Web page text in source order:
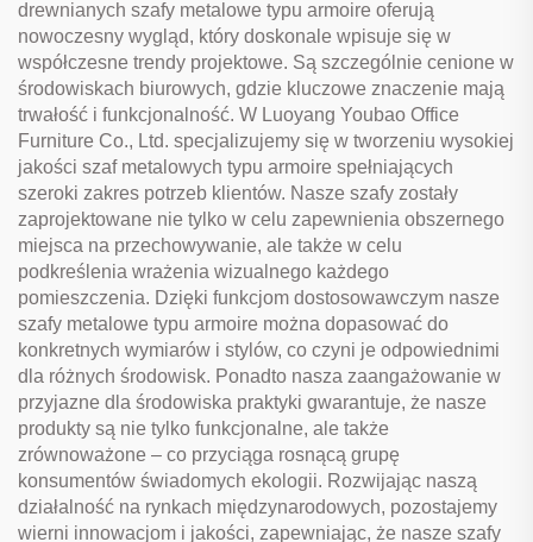
drewnianych szafy metalowe typu armoire oferują
nowoczesny wygląd, który doskonale wpisuje się w
współczesne trendy projektowe. Są szczególnie cenione w
środowiskach biurowych, gdzie kluczowe znaczenie mają
trwałość i funkcjonalność. W Luoyang Youbao Office
Furniture Co., Ltd. specjalizujemy się w tworzeniu wysokiej
jakości szaf metalowych typu armoire spełniających
szeroki zakres potrzeb klientów. Nasze szafy zostały
zaprojektowane nie tylko w celu zapewnienia obszernego
miejsca na przechowywanie, ale także w celu
podkreślenia wrażenia wizualnego każdego
pomieszczenia. Dzięki funkcjom dostosowawczym nasze
szafy metalowe typu armoire można dopasować do
konkretnych wymiarów i stylów, co czyni je odpowiednimi
dla różnych środowisk. Ponadto nasza zaangażowanie w
przyjazne dla środowiska praktyki gwarantuje, że nasze
produkty są nie tylko funkcjonalne, ale także
zrównoważone – co przyciąga rosnącą grupę
konsumentów świadomych ekologii. Rozwijając naszą
działalność na rynkach międzynarodowych, pozostajemy
wierni innowacjom i jakości, zapewniając, że nasze szafy